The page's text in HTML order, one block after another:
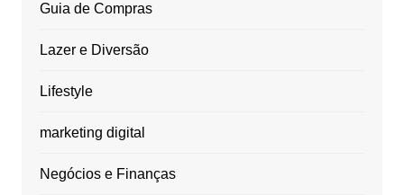
Guia de Compras
Lazer e Diversão
Lifestyle
marketing digital
Negócios e Finanças